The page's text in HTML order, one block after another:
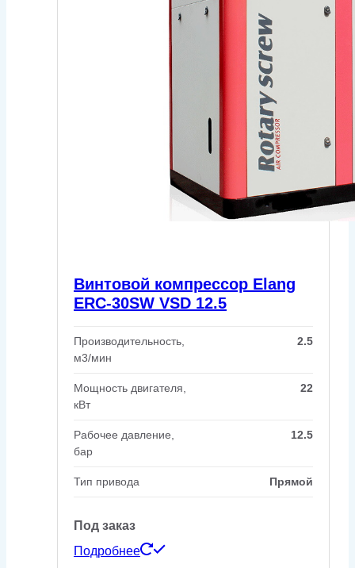
Винтовой компрессор Elang
ERC-30SW VSD 12.5
Производительность,
м3/мин
2.5
Мощность двигателя,
кВт
22
Рабочее давление,
бар
12.5
Тип привода Прямой
Под заказ
Подробнее